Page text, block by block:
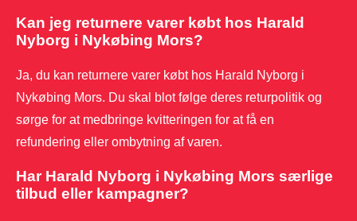
Kan jeg returnere varer købt hos Harald
Nyborg i Nykøbing Mors?
Ja, du kan returnere varer købt hos Harald Nyborg i
Nykøbing Mors. Du skal blot følge deres returpolitik og
sørge for at medbringe kvitteringen for at få en
refundering eller ombytning af varen.
Har Harald Nyborg i Nykøbing Mors særlige
tilbud eller kampagner?